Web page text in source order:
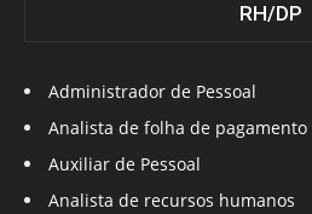
RH/DP
Administrador de Pessoal
Analista de folha de pagamento
Auxiliar de Pessoal
Analista de recursos humanos